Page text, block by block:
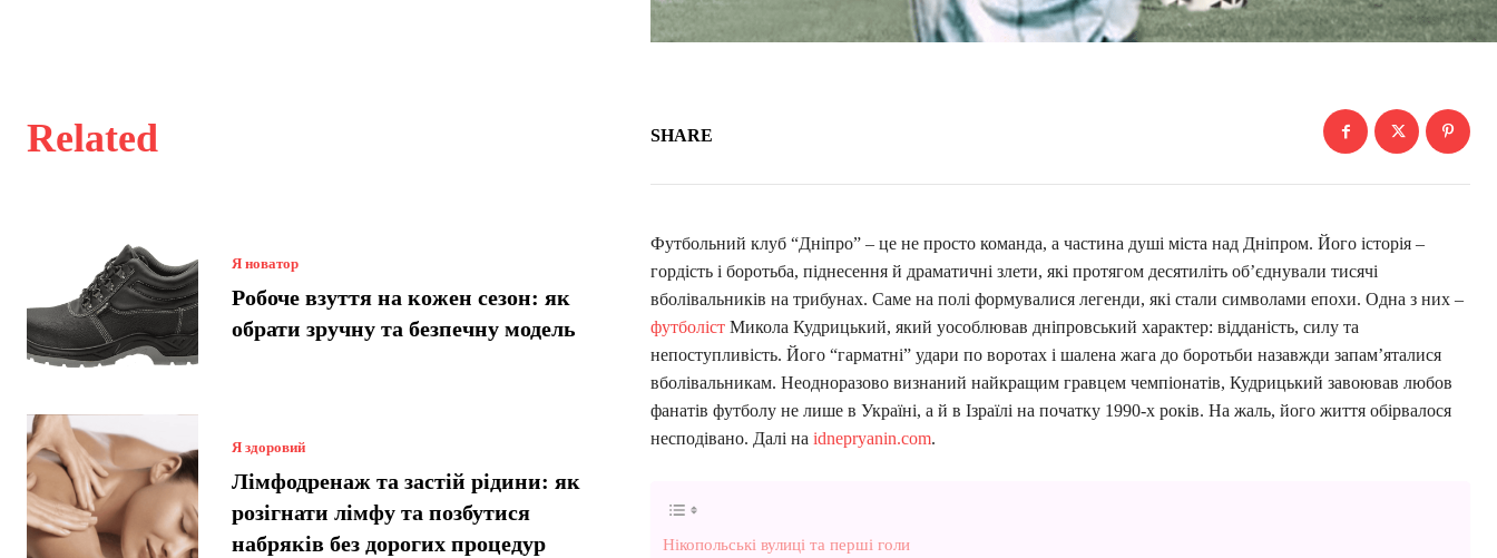
Related
Я новатор
Робоче взуття на кожен сезон: як
обрати зручну та безпечну модель
Я здоровий
Лімфодренаж та застій рідини: як
розігнати лімфу та позбутися
набряків без дорогих процедур
SHARE
Футбольний клуб “Дніпро” – це не просто команда, а частина душі міста над Дніпром. Його історія –
гордість і боротьба, піднесення й драматичні злети, які протягом десятиліть об’єднували тисячі
вболівальників на трибунах. Саме на полі формувалися легенди, які стали символами епохи. Одна з них –
футболіст Микола Кудрицький, який уособлював дніпровський характер: відданість, силу та
непоступливість. Його “гарматні” удари по воротах і шалена жага до боротьби назавжди запам’яталися
вболівальникам. Неодноразово визнаний найкращим гравцем чемпіонатів, Кудрицький завоював любов
фанатів футболу не лише в Україні, а й в Ізраїлі на початку 1990-х років. На жаль, його життя обірвалося
несподівано. Далі на idnepryanin.com.
Нікопольські вулиці та перші голи